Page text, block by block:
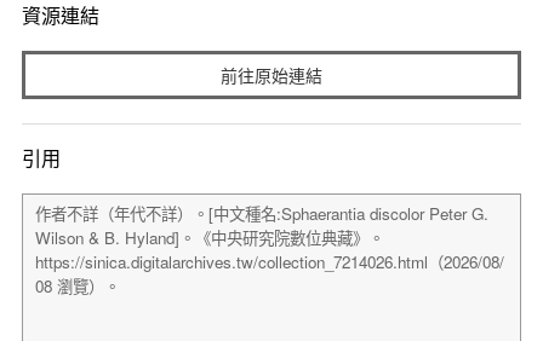
資源連結
前往原始連結
引用